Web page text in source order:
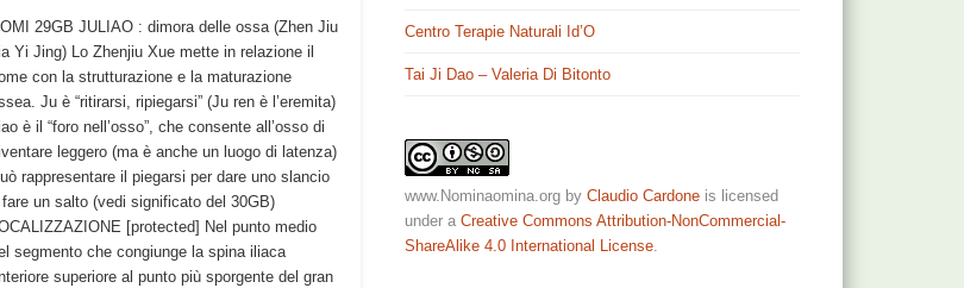
29GB JULIAO : dimora delle ossa (Zhen Jiu
Yi Jing) Lo Zhenjiu Xue mette in relazione il
con la strutturazione e la maturazione
Ju è “ritirarsi, ripiegarsi” (Ju ren è l’eremita)
è il “foro nell’osso”, che consente all’osso di
leggero (ma è anche un luogo di latenza)
rappresentare il piegarsi per dare uno slancio
un salto (vedi significato del 30GB)
[protected] Nel punto medio
segmento che congiunge la spina iliaca
superiore al punto più sporgente del gran
Centro Terapie Naturali Id’O
Tai Ji Dao – Valeria Di Bitonto
www.Nominaomina.org byClaudio Cardone is licensed
under aCreative Commons Attribution-NonCommercial-
ShareAlike 4.0 International License